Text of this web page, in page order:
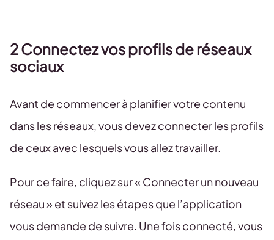
2 Connectez vos profils de réseaux
sociaux
Avant de commencer à planifier votre contenu
dans les réseaux, vous devez connecter les profils
de ceux avec lesquels vous allez travailler.
Pour ce faire, cliquez sur « Connecter un nouveau
réseau » et suivez les étapes que l’application
vous demande de suivre. Une fois connecté, vous